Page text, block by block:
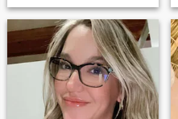
WITH PEOPLE CAUSE I
DONT LIKE TO BE MAD AT
ANYONE. EASY GOING, LOVE
OUTDOORS, GO CAMPING,